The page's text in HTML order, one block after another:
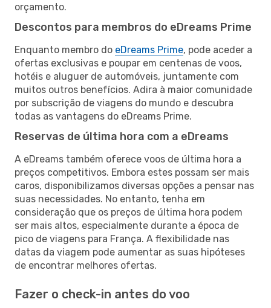
orçamento.
Descontos para membros do eDreams Prime
Enquanto membro do eDreams Prime, pode aceder a
ofertas exclusivas e poupar em centenas de voos,
hotéis e aluguer de automóveis, juntamente com
muitos outros benefícios. Adira à maior comunidade
por subscrição de viagens do mundo e descubra
todas as vantagens do eDreams Prime.
Reservas de última hora com a eDreams
A eDreams também oferece voos de última hora a
preços competitivos. Embora estes possam ser mais
caros, disponibilizamos diversas opções a pensar nas
suas necessidades. No entanto, tenha em
consideração que os preços de última hora podem
ser mais altos, especialmente durante a época de
pico de viagens para França. A flexibilidade nas
datas da viagem pode aumentar as suas hipóteses
de encontrar melhores ofertas.
Fazer o check-in antes do voo